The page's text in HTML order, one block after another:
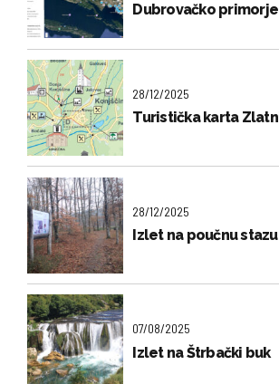
Dubrovačko primorje
28/12/2025
Turistička karta
28/12/2025
Izlet na poučnu
07/08/2025
Izlet na Štrbački buk